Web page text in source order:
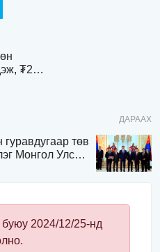
₮200-
ДАРААХ
гуравдугаар төв
Монгол Улсын
2024/12/25-нд